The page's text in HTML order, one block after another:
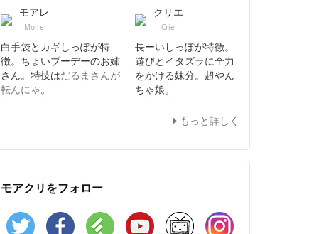
モアレ
Moire
白手袋とカギしっぽが特
徴。ちょいブーデーのお姉
さん。特技はだるまさんが
転んにゃ。
クリエ
Crie
長ーいしっぽが特徴。
遊びとイタズラに全力
をかける妹分。超やん
ちゃ娘。
もっと詳しく
モアクリをフォロー
Twitter Facebook Feedly YouTube ニコニコ動画